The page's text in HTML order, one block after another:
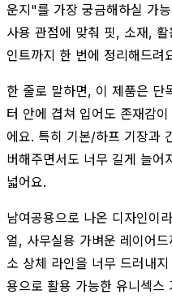
운지"를 가장 궁금해하실 가
사용 관점에 맞춰 핏, 소재,
인트까지 한 번에 정리해드려
한 줄로 말하면, 이 제품은 단
터 안에 겹쳐 입어도 존재감
에요. 특히 기본/하프 기장과
버해주면서도 너무 길게 늘어
넓어요.
남여공용으로 나온 디자인이
얼, 사무실용 가벼운 레이어
소 상체 라인을 너무 드러내
용으로 활용 가능한 유니섹스